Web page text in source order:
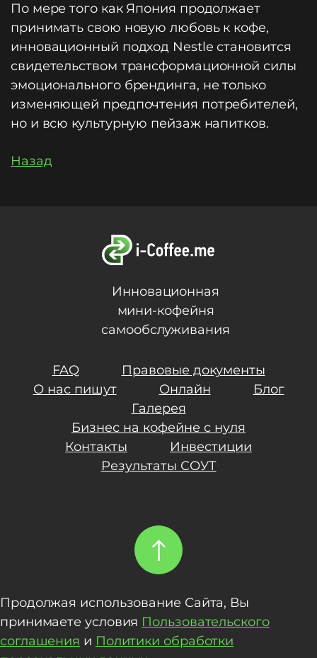
По мере того как Япония продолжает
принимать свою новую любовь к кофе,
инновационный подход Nestle становится
свидетельством трансформационной силы
эмоционального брендинга, не только
изменяющей предпочтения потребителей,
но и всю культурную пейзаж напитков.
Назад
Инновационная
мини-кофейня
самообслуживания
FAQ
Правовые документы
О нас пишут
Онлайн
Блог
Галерея
Бизнес на кофейне с нуля
Контакты
Инвестиции
Результаты СОУТ
Продолжая использование Сайта, Вы
принимаете условия Пользовательского
соглашения и Политики обработки